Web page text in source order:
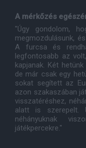
A mérkőzés
"Úgy gondolom,
megmozdulásunk,
A furcsa és
legfontosabb az
kapjanak. Két
de már csak egy
sokat segített az
azon szakaszában
visszatéréshez,
alatt is szerepelt.
néhányuknak
játékpercekre."